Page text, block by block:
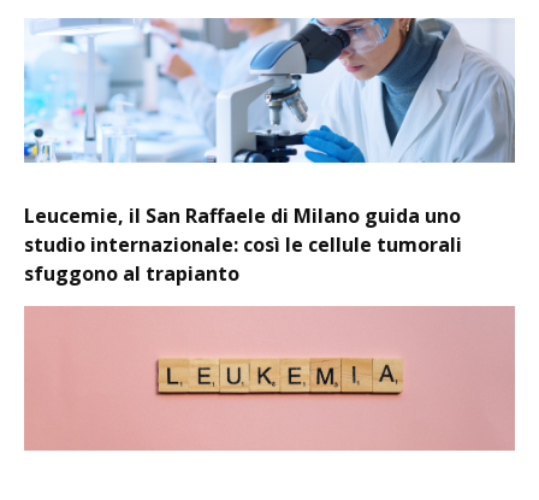
Leucemie, il San Raffaele di Milano guida uno
studio internazionale: così le cellule tumorali
sfuggono al trapianto